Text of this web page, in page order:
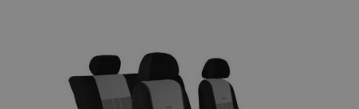
d'achats